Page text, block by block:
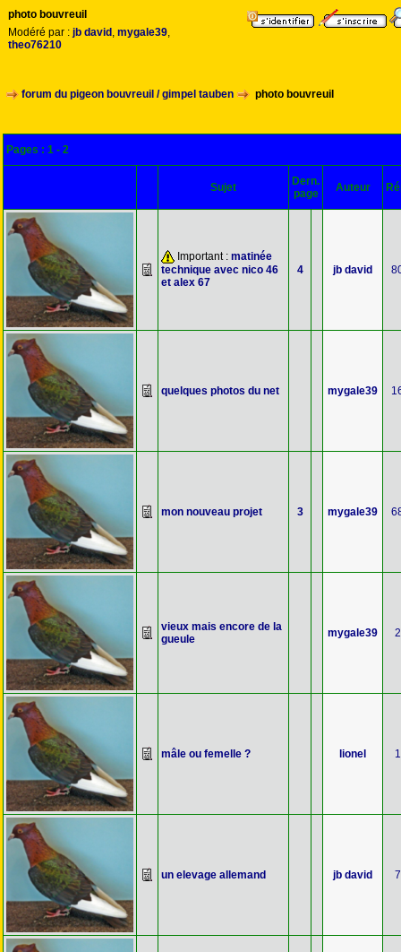
photo bouvreuil
Modéré par : jb david , mygale39,
theo76210
forum du pigeon bouvreuil / gimpel tauben photo bouvreuil
Pages : 1 - 2
Sujet
Dern.
page
Auteur
Important : matinée
technique avec nico 46
et alex 67
4 jb david
quelques photos du net mygale39
mon nouveau projet 3 mygale39
vieux mais encore de la
gueule
mygale39 2
mâle ou femelle ? lionel 1
un elevage allemand jb david 7